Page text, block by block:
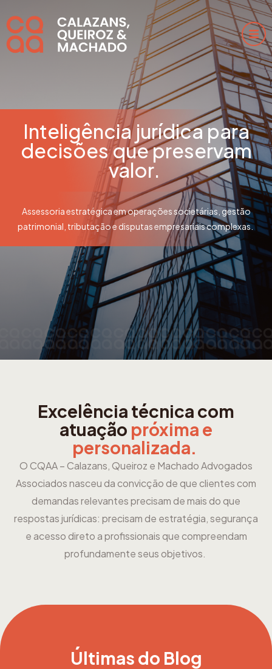
Inteligência jurídica para
decisões que preservam
valor.
Assessoria estratégica em operações societárias, gestão
patrimonial, tributação e disputas empresariais complexas.
Excelência técnica com
atuação próxima e
personalizada.
O CQAA – Calazans, Queiroz e Machado Advogados
Associados nasceu da convicção de que clientes com
demandas relevantes precisam de mais do que
respostas jurídicas: precisam de estratégia, segurança
e acesso direto a profissionais que compreendam
profundamente seus objetivos.
Últimas do Blog